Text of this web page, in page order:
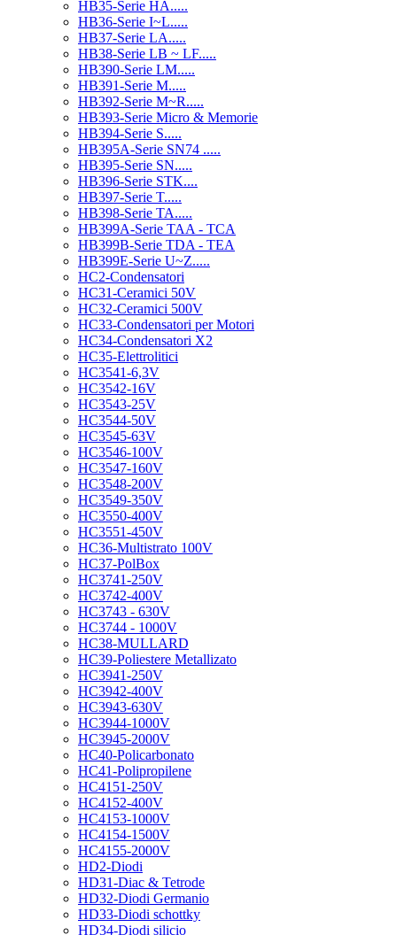
HB35-Serie HA.....
HB36-Serie I~L.....
HB37-Serie LA.....
HB38-Serie LB ~ LF.....
HB390-Serie LM.....
HB391-Serie M.....
HB392-Serie M~R.....
HB393-Serie Micro & Memorie
HB394-Serie S.....
HB395A-Serie SN74 .....
HB395-Serie SN.....
HB396-Serie STK....
HB397-Serie T.....
HB398-Serie TA.....
HB399A-Serie TAA - TCA
HB399B-Serie TDA - TEA
HB399E-Serie U~Z.....
HC2-Condensatori
HC31-Ceramici 50V
HC32-Ceramici 500V
HC33-Condensatori per Motori
HC34-Condensatori X2
HC35-Elettrolitici
HC3541-6,3V
HC3542-16V
HC3543-25V
HC3544-50V
HC3545-63V
HC3546-100V
HC3547-160V
HC3548-200V
HC3549-350V
HC3550-400V
HC3551-450V
HC36-Multistrato 100V
HC37-PolBox
HC3741-250V
HC3742-400V
HC3743 - 630V
HC3744 - 1000V
HC38-MULLARD
HC39-Poliestere Metallizato
HC3941-250V
HC3942-400V
HC3943-630V
HC3944-1000V
HC3945-2000V
HC40-Policarbonato
HC41-Polipropilene
HC4151-250V
HC4152-400V
HC4153-1000V
HC4154-1500V
HC4155-2000V
HD2-Diodi
HD31-Diac & Tetrode
HD32-Diodi Germanio
HD33-Diodi schottky
HD34-Diodi silicio